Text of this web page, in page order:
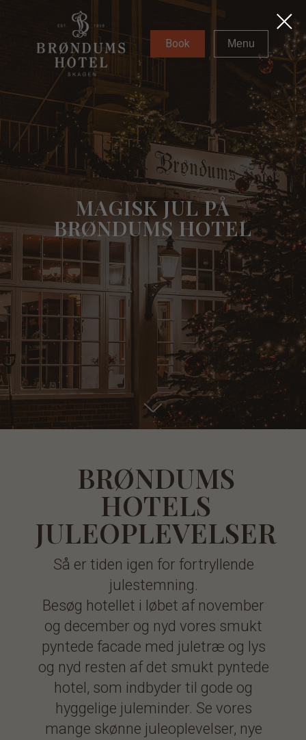
Menu
Book
MAGISK JUL PÅ
BRØNDUMS HOTEL
BRØNDUMS
HOTELS
JULEOPLEVELSER
Så er tiden igen for fortryllende
julestemning.
Besøg hotellet i løbet af november
og december og nyd vores smukt
pyntede facade med juletræ og lys
og nyd resten af det smukt pyntede
hotel, som indbyder til gode og
hyggelige juleminder. Se vores
mange skønne juleoplevelser, nye